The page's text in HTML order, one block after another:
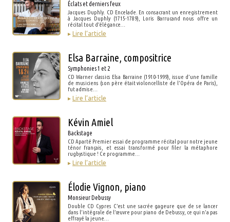
Éclats et derniers feux
Jacques Duphly. CD Encelade. En consacrant un enregistrement
à Jacques Duphly (1715-1789), Loris Barrucand nous offre un
récital tout d’élégance…
▸ Lire l’article
Elsa Barraine, compositrice
Symphonies 1 et 2
CD Warner classics Elsa Barraine (1910-1999), issue d’une famille
de musiciens (son père était violoncelliste de l’Opéra de Paris),
fut admise…
▸ Lire l’article
Kévin Amiel
Backstage
CD Aparté Premier essai de programme récital pour notre jeune
ténor français, et essai transformé pour filer la métaphore
rugbystique ! Ce programme…
▸ Lire l’article
Élodie Vignon, piano
Monsieur Debussy
Double CD Cypres C’est une sacrée gageure que de se lancer
dans l’intégrale de l’œuvre pour piano de Debussy, ce qui n’a pas
effrayé la jeune…